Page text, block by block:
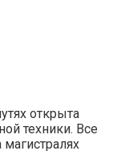
открыта
техники. Все